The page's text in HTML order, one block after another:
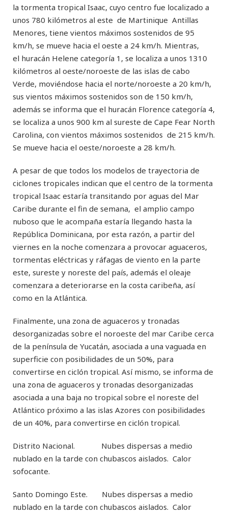
la tormenta tropical Isaac, cuyo centro fue localizado a
unos 780 kilómetros al este de Martinique Antillas
Menores, tiene vientos máximos sostenidos de 95
km/h, se mueve hacia el oeste a 24 km/h. Mientras,
el huracán Helene categoría 1, se localiza a unos 1310
kilómetros al oeste/noroeste de las islas de cabo
Verde, moviéndose hacia el norte/noroeste a 20 km/h,
sus vientos máximos sostenidos son de 150 km/h,
además se informa que el huracán Florence categoría 4,
se localiza a unos 900 km al sureste de Cape Fear North
Carolina, con vientos máximos sostenidos de 215 km/h.
Se mueve hacia el oeste/noroeste a 28 km/h.
A pesar de que todos los modelos de trayectoria de
ciclones tropicales indican que el centro de la tormenta
tropical Isaac estaría transitando por aguas del Mar
Caribe durante el fin de semana, el amplio campo
nuboso que le acompaña estaría llegando hasta la
República Dominicana, por esta razón, a partir del
viernes en la noche comenzara a provocar aguaceros,
tormentas eléctricas y ráfagas de viento en la parte
este, sureste y noreste del país, además el oleaje
comenzara a deteriorarse en la costa caribeña, así
como en la Atlántica.
Finalmente, una zona de aguaceros y tronadas
desorganizadas sobre el noroeste del mar Caribe cerca
de la península de Yucatán, asociada a una vaguada en
superficie con posibilidades de un 50%, para
convertirse en ciclón tropical. Así mismo, se informa de
una zona de aguaceros y tronadas desorganizadas
asociada a una baja no tropical sobre el noreste del
Atlántico próximo a las islas Azores con posibilidades
de un 40%, para convertirse en ciclón tropical.
Distrito Nacional. Nubes dispersas a medio
nublado en la tarde con chubascos aislados. Calor
sofocante.
Santo Domingo Este. Nubes dispersas a medio
nublado en la tarde con chubascos aislados. Calor